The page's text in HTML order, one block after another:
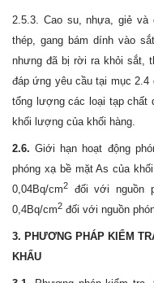
2.5.3. Cao su, nhựa, giẻ và
thép, gang bám dính vào
nhưng đã bị rời ra khỏi sắt,
đáp ứng yêu cầu tại mục 2.4
tổng lượng các loại tạp chất
khối lượng của khối hàng.
2.6.Giới hạn hoạt động
phóng xạ bề mặt As của
0,04Bq/cm2 đối với nguồn
0,4Bq/cm2 đối với nguồn
3. PHƯƠNG PHÁP KIỂM
KHẨU